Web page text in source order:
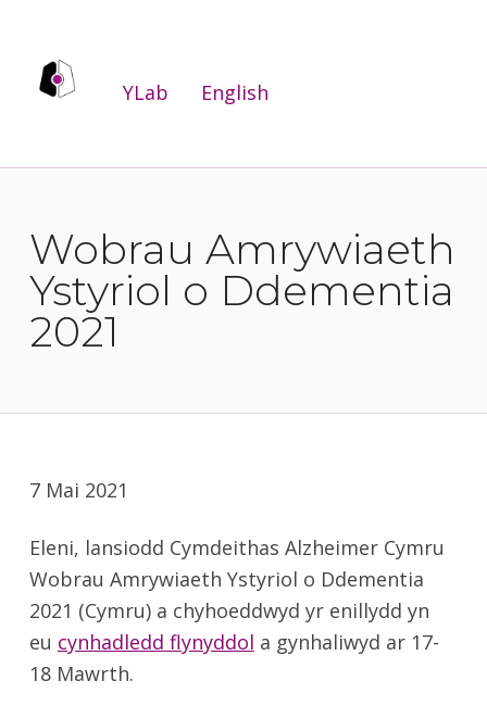
YLab English
Wobrau Amrywiaeth
Ystyriol o Ddementia
2021
7 Mai 2021
Eleni, lansiodd Cymdeithas Alzheimer Cymru
Wobrau Amrywiaeth Ystyriol o Ddementia
2021 (Cymru) a chyhoeddwyd yr enillydd yn
eu cynhadledd flynyddol a gynhaliwyd ar 17-
18 Mawrth.